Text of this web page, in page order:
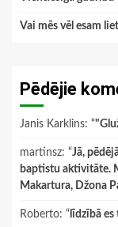
Vai mēs vēl esam
Pēdējie
Janis Karklins: “
martinsz: “Jā,
baptistu aktivitāte.
Makartura, Džona
Roberto: “ līdzībā